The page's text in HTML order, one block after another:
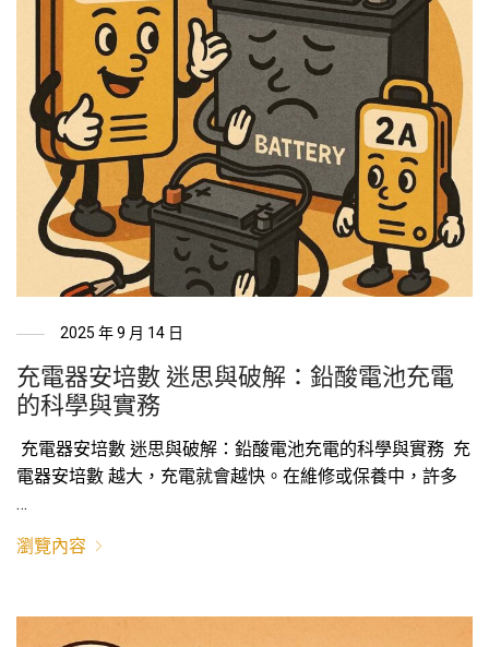
2025 年 9 月 14 日
充電器安培數 迷思與破解：鉛酸電池充電
的科學與實務
充電器安培數 迷思與破解：鉛酸電池充電的科學與實務 充
電器安培數 越大，充電就會越快。在維修或保養中，許多
…
瀏覽內容